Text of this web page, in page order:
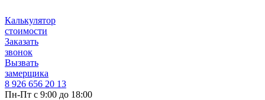
Калькулятор
стоимости
Заказать
звонок
Вызвать
замерщика
8 926 656 20 13
Пн-Пт с 9:00 до 18:00